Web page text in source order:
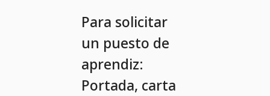
Para solicitar
un puesto de
aprendiz:
Portada, carta